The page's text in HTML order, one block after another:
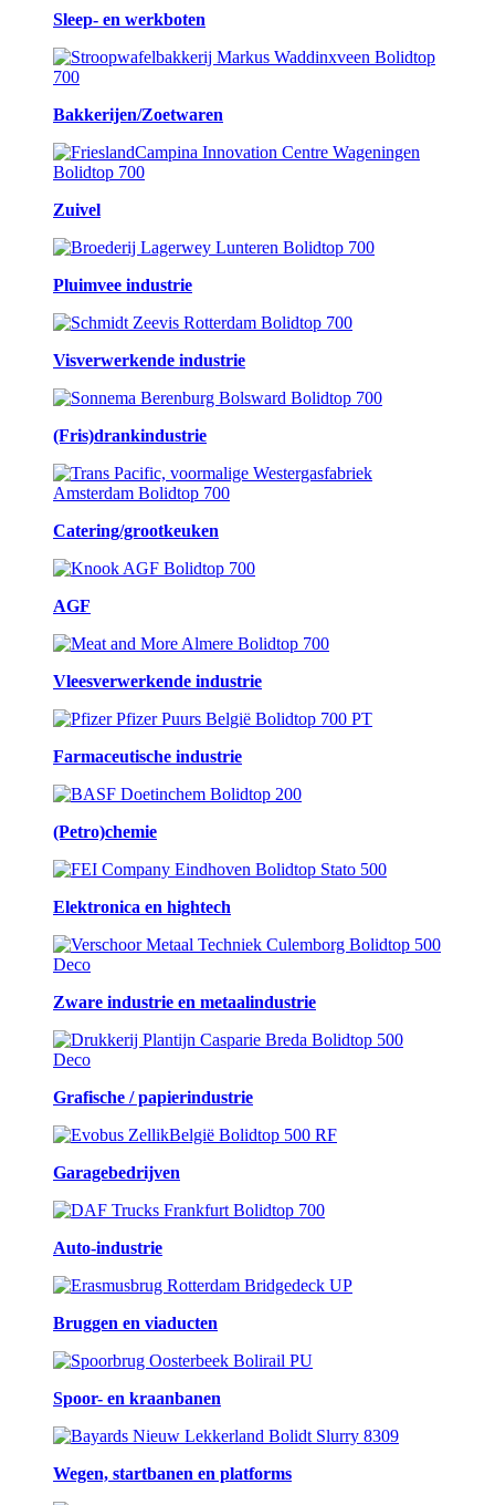
Sleep- en werkboten
Bakkerijen/Zoetwaren
Zuivel
Pluimvee industrie
Visverwerkende industrie
(Fris)drankindustrie
Catering/grootkeuken
AGF
Vleesverwerkende industrie
Farmaceutische industrie
(Petro)chemie
Elektronica en hightech
Zware industrie en metaalindustrie
Grafische / papierindustrie
Garagebedrijven
Auto-industrie
Bruggen en viaducten
Spoor- en kraanbanen
Wegen, startbanen en platforms